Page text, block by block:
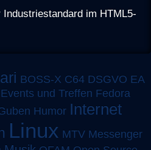
im HTML5-
BOSS-X C64 DSGVO EA
Events und Treffen Fedora
Humor Internet
Linux MTV Messenger